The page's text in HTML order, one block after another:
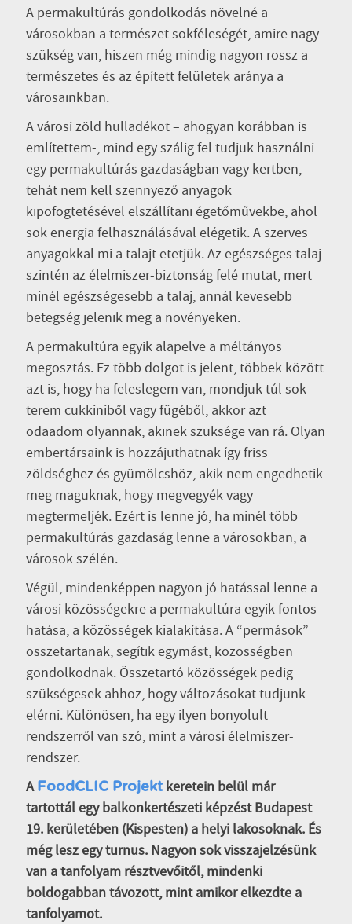
A permakultúrás gondolkodás növelné a
városokban a természet sokféleségét, amire nagy
szükség van, hiszen még mindig nagyon rossz a
természetes és az épített felületek aránya a
városainkban.
A városi zöld hulladékot – ahogyan korábban is
említettem-, mind egy szálig fel tudjuk használni
egy permakultúrás gazdaságban vagy kertben,
tehát nem kell szennyező anyagok
kipöfögtetésével elszállítani égetőművekbe, ahol
sok energia felhasználásával elégetik. A szerves
anyagokkal mi a talajt etetjük. Az egészséges talaj
szintén az élelmiszer-biztonság felé mutat, mert
minél egészségesebb a talaj, annál kevesebb
betegség jelenik meg a növényeken.
A permakultúra egyik alapelve a méltányos
megosztás. Ez több dolgot is jelent, többek között
azt is, hogy ha feleslegem van, mondjuk túl sok
terem cukkiniből vagy fügéből, akkor azt
odaadom olyannak, akinek szüksége van rá. Olyan
embertársaink is hozzájuthatnak így friss
zöldséghez és gyümölcshöz, akik nem engedhetik
meg maguknak, hogy megvegyék vagy
megtermeljék. Ezért is lenne jó, ha minél több
permakultúrás gazdaság lenne a városokban, a
városok szélén.
Végül, mindenképpen nagyon jó hatással lenne a
városi közösségekre a permakultúra egyik fontos
hatása, a közösségek kialakítása. A “permások”
összetartanak, segítik egymást, közösségben
gondolkodnak. Összetartó közösségek pedig
szükségesek ahhoz, hogy változásokat tudjunk
elérni. Különösen, ha egy ilyen bonyolult
rendszerről van szó, mint a városi élelmiszer-
rendszer.
A FoodCLIC Projektkeretein belül már
tartottál egy balkonkertészeti képzést Budapest
19. kerületében (Kispesten) a helyi lakosoknak. És
még lesz egy turnus. Nagyon sok visszajelzésünk
van a tanfolyam résztvevőitől, mindenki
boldogabban távozott, mint amikor elkezdte a
tanfolyamot.